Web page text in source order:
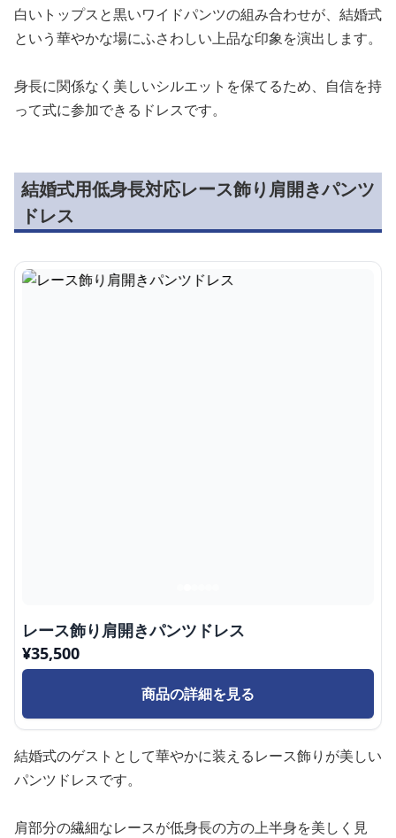
白いトップスと黒いワイドパンツの組み合わせが、結婚式
という華やかな場にふさわしい上品な印象を演出します。
身長に関係なく美しいシルエットを保てるため、自信を持
って式に参加できるドレスです。
結婚式用低身長対応レース飾り肩開きパンツ
ドレス
レース飾り肩開きパンツドレス
¥35,500
商品の詳細を見る
結婚式のゲストとして華やかに装えるレース飾りが美しい
パンツドレスです。
肩部分の繊細なレースが低身長の方の上半身を美しく見